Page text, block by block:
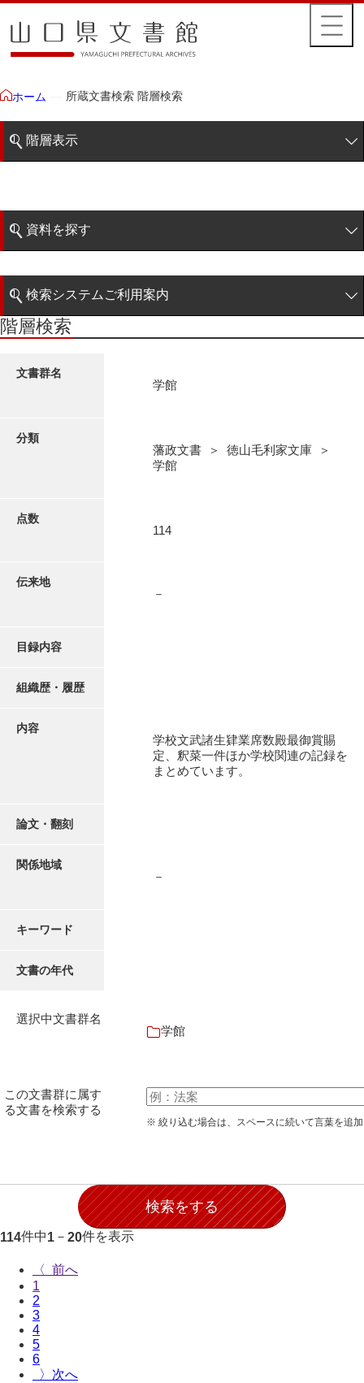
ホーム 所蔵文書検索 階層検索
階層表示
藩政文書
大令録
江府書簡録
御在所書簡録
御蔵本日記
御家督記
御目見記
資料を探す
階層検索
検索システムご利用案内
検索システムの利用について
更新履歴
階層検索
文書群名
学館
分類
藩政文書 ＞ 徳山毛利家文庫 ＞
学館
点数
114
伝来地
－
目録内容
組織歴・履歴
内容
学校文武諸生肄業席数殿最御賞賜
定、釈菜一件ほか学校関連の記録を
まとめています。
論文・翻刻
関係地域
－
キーワード
文書の年代
選択中文書群名
学館
この文書群に属す
る文書を検索する
※ 絞り込む場合は、スペースに続いて言葉を追
114件中1 － 20件を表示
〈
1
2
3
4
5
6
〉